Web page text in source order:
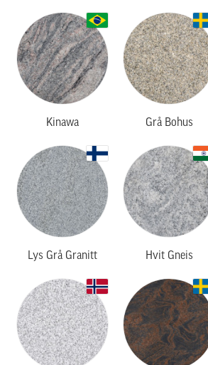
Kinawa Grå Bohus
Lys Grå Granitt Hvit Gneis